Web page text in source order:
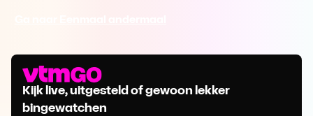
Kijk live, uitgesteld of gewoon lekker
bingewatchen